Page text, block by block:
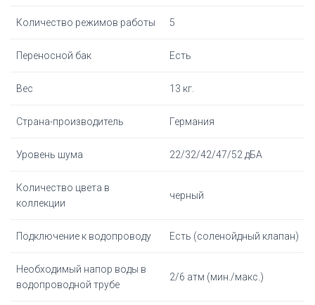
Количество режимов работы 5
Переносной бак Есть
Вес 13 кг.
Страна-производитель Германия
Уровень шума 22/32/42/47/52 дБА
Количество цвета в
коллекции
черный
Подключение к водопроводу Есть (соленойдный клапан)
Необходимый напор воды в
водопроводной трубе
2/6 атм (мин./макс.)